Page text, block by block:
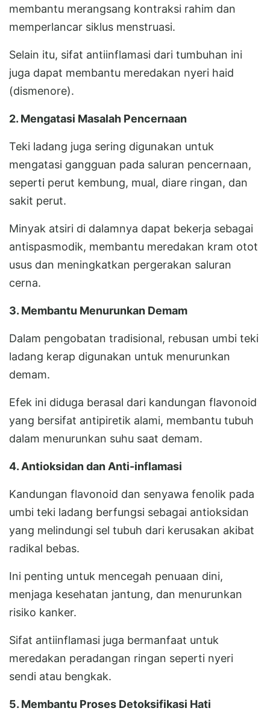
membantu merangsang kontraksi rahim dan
memperlancar siklus menstruasi.
Selain itu, sifat antiinflamasi dari tumbuhan ini
juga dapat membantu meredakan nyeri haid
(dismenore).
2. Mengatasi Masalah Pencernaan
Teki ladang juga sering digunakan untuk
mengatasi gangguan pada saluran pencernaan,
seperti perut kembung, mual, diare ringan, dan
sakit perut.
Minyak atsiri di dalamnya dapat bekerja sebagai
antispasmodik, membantu meredakan kram otot
usus dan meningkatkan pergerakan saluran
cerna.
3. Membantu Menurunkan Demam
Dalam pengobatan tradisional, rebusan umbi teki
ladang kerap digunakan untuk menurunkan
demam.
Efek ini diduga berasal dari kandungan flavonoid
yang bersifat antipiretik alami, membantu tubuh
dalam menurunkan suhu saat demam.
4. Antioksidan dan Anti-inflamasi
Kandungan flavonoid dan senyawa fenolik pada
umbi teki ladang berfungsi sebagai antioksidan
yang melindungi sel tubuh dari kerusakan akibat
radikal bebas.
Ini penting untuk mencegah penuaan dini,
menjaga kesehatan jantung, dan menurunkan
risiko kanker.
Sifat antiinflamasi juga bermanfaat untuk
meredakan peradangan ringan seperti nyeri
sendi atau bengkak.
5. Membantu Proses Detoksifikasi Hati